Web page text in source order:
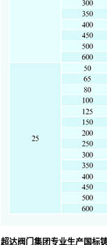
超达阀门集团专业生产国标